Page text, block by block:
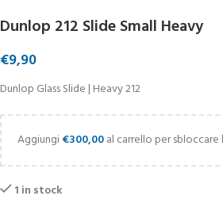
Dunlop 212 Slide Small Heavy
€9,90
Dunlop Glass Slide | Heavy 212
Aggiungi€300,00al carrello per
1 in stock